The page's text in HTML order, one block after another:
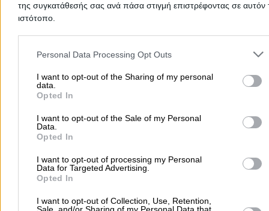
της συγκατάθεσής σας ανά πάσα στιγμή επιστρέφοντας σε αυτόν
ιστότοπο.
Please note that this website/app uses one or more Google
and may gather and store information including but not limited to
to Google and its third-party tags to use your data for below
purposes in below Google consent section.
Personal Data Processing Opt Outs
I want to opt-out of the Sharing of my personal
data.
Opted In
I want to opt-out of the Sale of my Personal
Data.
Opted In
I want to opt-out of processing my Personal
Data for Targeted Advertising.
Opted In
I want to opt-out of Collection, Use, Retention,
Προσθήκη αξιολόγησης
> Νομός ΠΕΛΛΑΣ > Σκύδρα > Συνεργεία - Ανταλλακτικά